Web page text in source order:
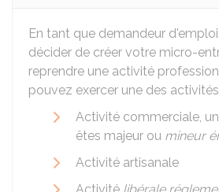
En tant que demandeur
décider de créer votre micro-
reprendre une activité
pouvez exercer une des
Activité commerciale,
êtes majeur ou mineur
Activité artisanale